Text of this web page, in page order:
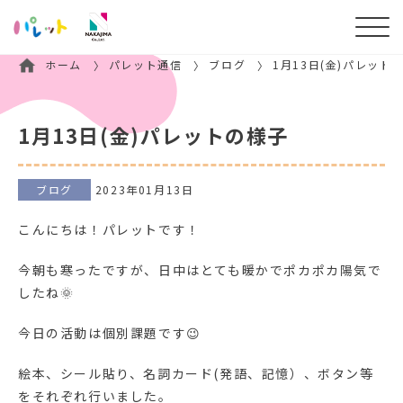
ホーム パレット通信 ブログ 1月13日(金)パレット
1月13日(金)パレットの様子
ブログ 2023年01月13日
こんにちは！パレットです！
今朝も寒ったですが、日中はとても暖かでポカポカ陽気で
したね🌞
今日の活動は個別課題です😉
絵本、シール貼り、名詞カード(発語、記憶）、ボタン等
をそれぞれ行いました。